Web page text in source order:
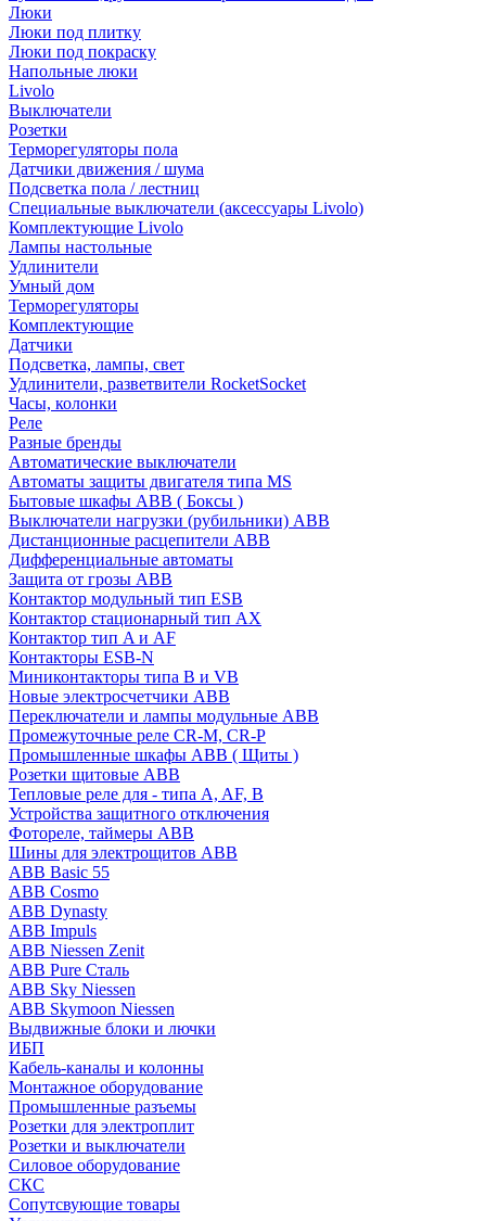
Люки
Люки под плитку
Люки под покраску
Напольные люки
Livolo
Выключатели
Розетки
Терморегуляторы пола
Датчики движения / шума
Подсветка пола / лестниц
Специальные выключатели (аксессуары Livolo)
Комплектующие Livolo
Лампы настольные
Удлинители
Умный дом
Терморегуляторы
Комплектующие
Датчики
Подсветка, лампы, свет
Удлинители, разветвители RocketSocket
Часы, колонки
Реле
Разные бренды
Автоматические выключатели
Автоматы защиты двигателя типа MS
Бытовые шкафы ABB ( Боксы )
Выключатели нагрузки (рубильники) ABB
Дистанционные расцепители ABB
Дифференциальные автоматы
Защита от грозы ABB
Контактор модульный тип ESB
Контактор стационарный тип AX
Контактор тип A и AF
Контакторы ESB-N
Миниконтакторы типа B и VB
Новые электросчетчики ABB
Переключатели и лампы модульные ABB
Промежуточные реле CR-M, CR-P
Промышленные шкафы ABB ( Щиты )
Розетки щитовые ABB
Тепловые реле для - типа A, AF, B
Устройства защитного отключения
Фотореле, таймеры ABB
Шины для электрощитов АВВ
ABB Basic 55
ABB Cosmo
ABB Dynasty
ABB Impuls
ABB Niessen Zenit
ABB Pure Сталь
ABB Sky Niessen
ABB Skymoon Niessen
Выдвижные блоки и лючки
ИБП
Кабель-каналы и колонны
Монтажное оборудование
Промышленные разъемы
Розетки для электроплит
Розетки и выключатели
Силовое оборудование
СКС
Сопутсвующие товары